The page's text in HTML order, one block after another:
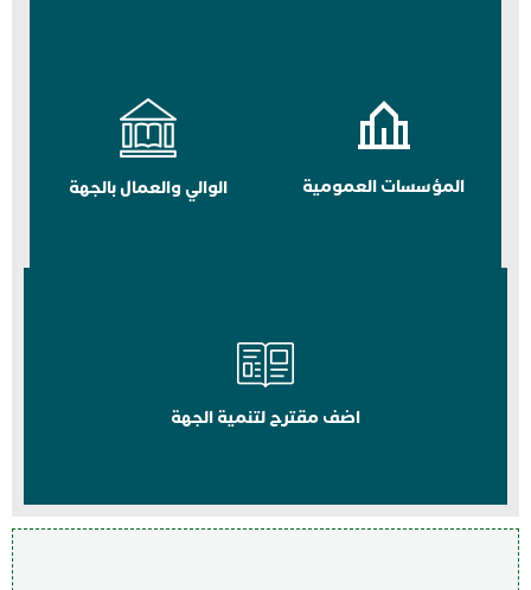
المؤسسات العمومية الوالي والعمال بالجهة
اضف مقترح لتنمية الجهة